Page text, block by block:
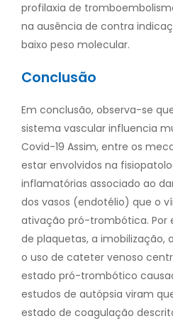
profilaxia de
na ausência de contra
baixo peso molecular.
Conclusão
Em conclusão, observa-se
sistema vascular influencia
Covid-19 Assim, entre os
estar envolvidos na
inflamatórias associado ao
dos vasos (endotélio) que o
ativação pró-trombótica. Por
de plaquetas, a imobilização,
o uso de cateter venoso
estado pró-trombótico
estudos de autópsia viram
estado de coagulação